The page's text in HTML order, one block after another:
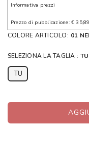
Informativa prezzi
Prezzo di pubblicazione: € 35,89
COLORE ARTICOLO: 01
SELEZIONA LA TAGLIA : TU
TU